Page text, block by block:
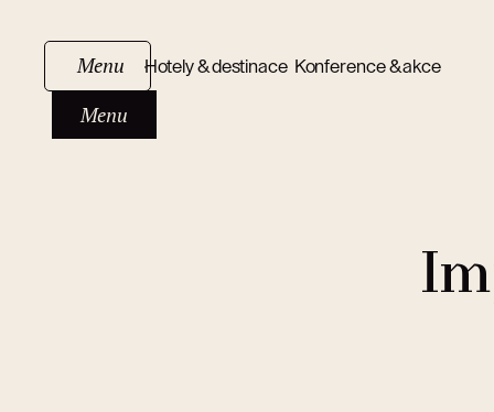
Menu
Menu
Hotely & destinace Konference & akce